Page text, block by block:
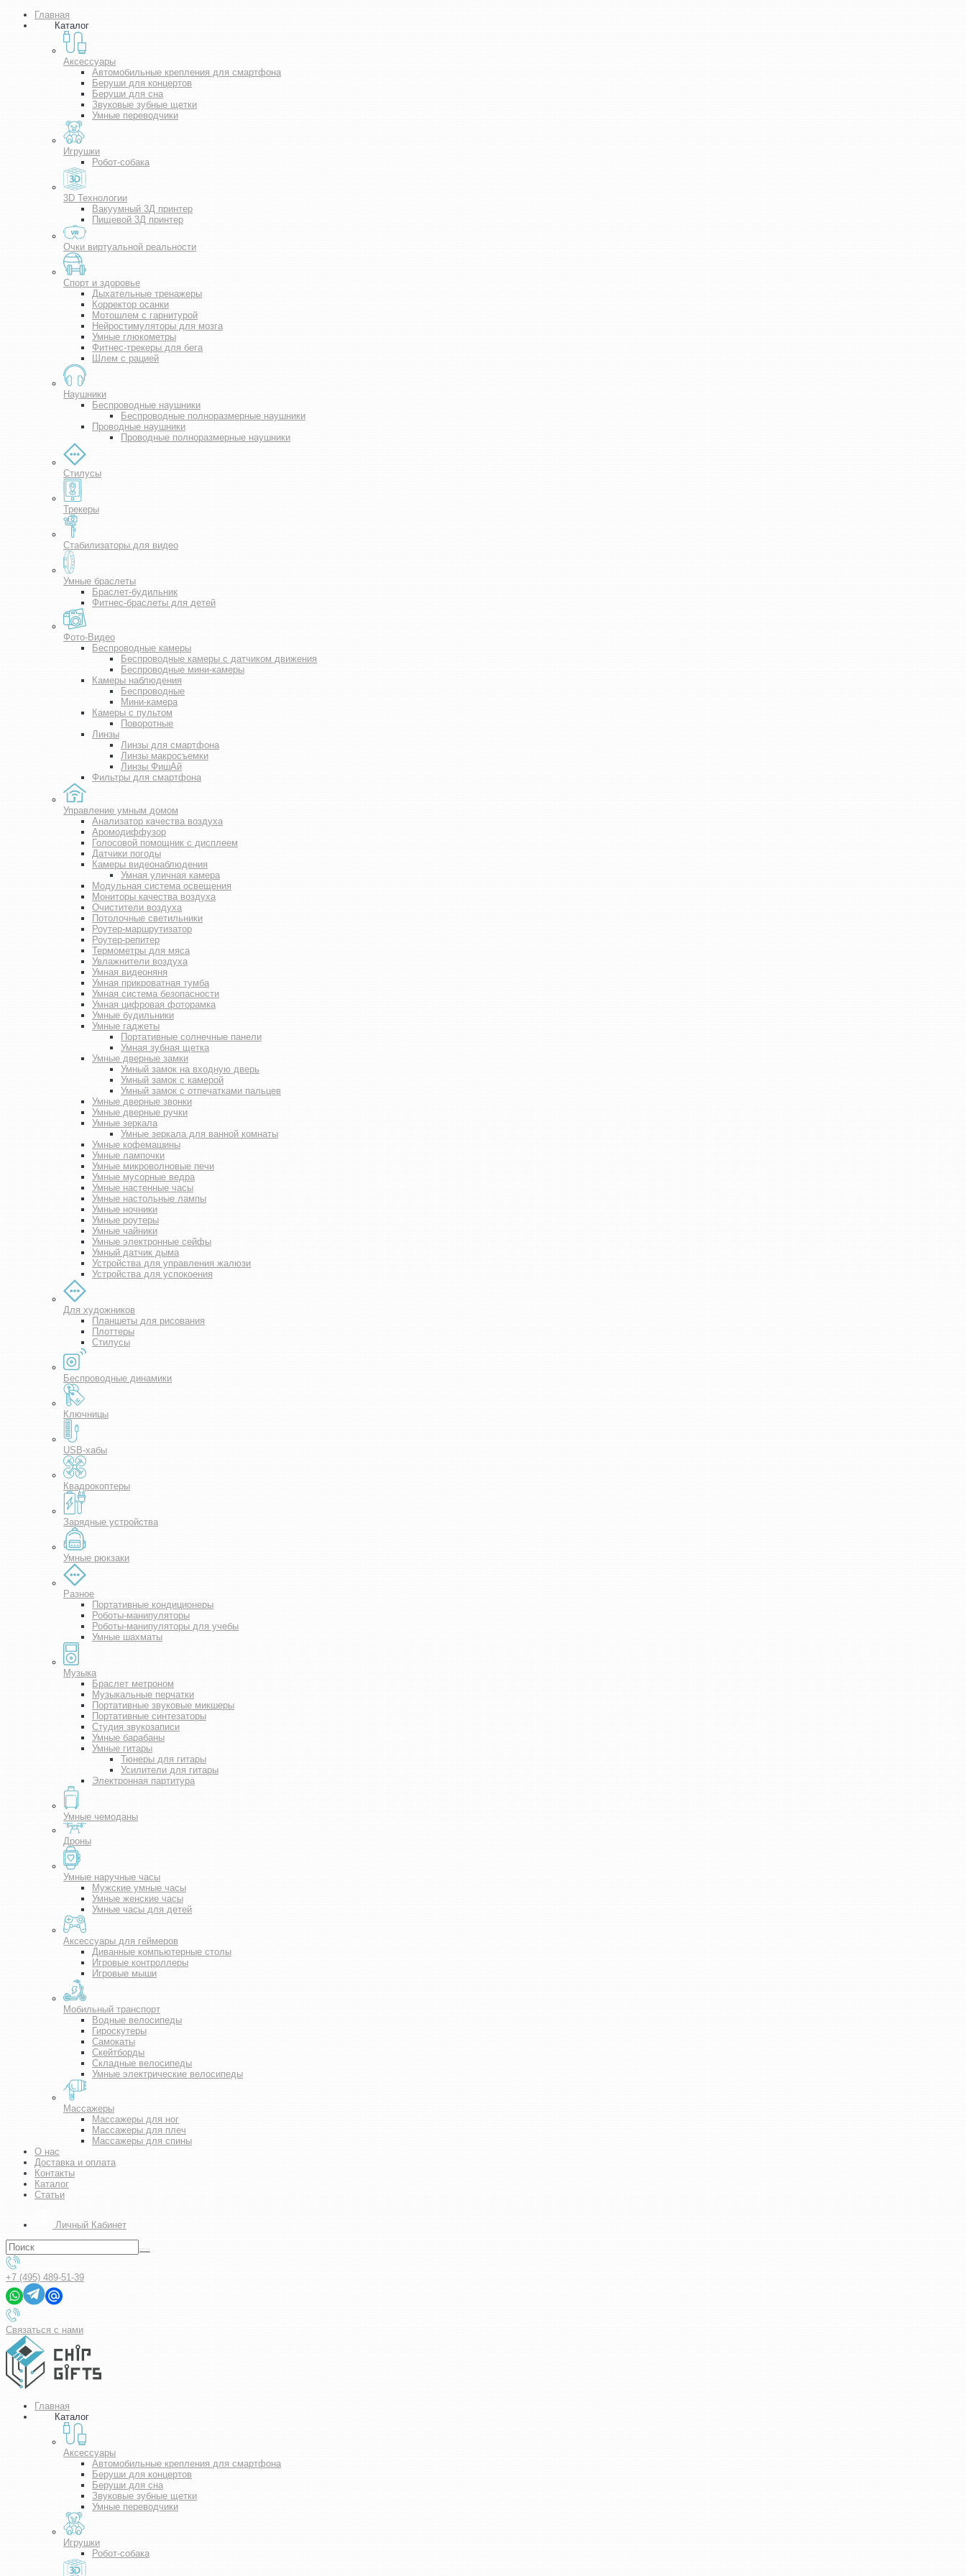
Главная
Каталог
Аксессуары
Автомобильные крепления для смартфона
Беруши для концертов
Беруши для сна
Звуковые зубные щетки
Умные переводчики
Игрушки
Робот-собака
3D Технологии
Вакуумный 3Д принтер
Пищевой 3Д принтер
Очки виртуальной реальности
Спорт и здоровье
Дыхательные тренажеры
Корректор осанки
Мотошлем с гарнитурой
Нейростимуляторы для мозга
Умные глюкометры
Фитнес-трекеры для бега
Шлем с рацией
Наушники
Беспроводные наушники
Беспроводные полноразмерные наушники
Проводные наушники
Проводные полноразмерные наушники
Стилусы
Трекеры
Стабилизаторы для видео
Умные браслеты
Браслет-будильник
Фитнес-браслеты для детей
Фото-Видео
Беспроводные камеры
Беспроводные камеры с датчиком движения
Беспроводные мини-камеры
Камеры наблюдения
Беспроводные
Мини-камера
Камеры с пультом
Поворотные
Линзы
Линзы для смартфона
Линзы макросъемки
Линзы ФишАй
Фильтры для смартфона
Управление умным домом
Анализатор качества воздуха
Аромодиффузор
Голосовой помощник с дисплеем
Датчики погоды
Камеры видеонаблюдения
Умная уличная камера
Модульная система освещения
Мониторы качества воздуха
Очистители воздуха
Потолочные светильники
Роутер-маршрутизатор
Роутер-репитер
Термометры для мяса
Увлажнители воздуха
Умная видеоняня
Умная прикроватная тумба
Умная система безопасности
Умная цифровая фоторамка
Умные будильники
Умные гаджеты
Портативные солнечные панели
Умная зубная щетка
Умные дверные замки
Умный замок на входную дверь
Умный замок с камерой
Умный замок с отпечатками пальцев
Умные дверные звонки
Умные дверные ручки
Умные зеркала
Умные зеркала для ванной комнаты
Умные кофемашины
Умные лампочки
Умные микроволновые печи
Умные мусорные ведра
Умные настенные часы
Умные настольные лампы
Умные ночники
Умные роутеры
Умные чайники
Умные электронные сейфы
Умный датчик дыма
Устройства для управления жалюзи
Устройства для успокоения
Для художников
Планшеты для рисования
Плоттеры
Стилусы
Беспроводные динамики
Ключницы
USB-хабы
Квадрокоптеры
Зарядные устройства
Умные рюкзаки
Разное
Портативные кондиционеры
Роботы-манипуляторы
Роботы-манипуляторы для учебы
Умные шахматы
Музыка
Браслет метроном
Музыкальные перчатки
Портативные звуковые микшеры
Портативные синтезаторы
Студия звукозаписи
Умные барабаны
Умные гитары
Тюнеры для гитары
Усилители для гитары
Электронная партитура
Умные чемоданы
Дроны
Умные наручные часы
Мужские умные часы
Умные женские часы
Умные часы для детей
Аксессуары для геймеров
Диванные компьютерные столы
Игровые контроллеры
Игровые мыши
Мобильный транспорт
Водные велосипеды
Гироскутеры
Самокаты
Скейтборды
Складные велосипеды
Умные электрические велосипеды
Массажеры
Массажеры для ног
Массажеры для плеч
Массажеры для спины
О нас
Доставка и оплата
Контакты
Каталог
Статьи
Личный Кабинет
+7 (495) 489-51-39
Связаться с нами
Главная
Каталог
Аксессуары
Автомобильные крепления для смартфона
Беруши для концертов
Беруши для сна
Звуковые зубные щетки
Умные переводчики
Игрушки
Робот-собака